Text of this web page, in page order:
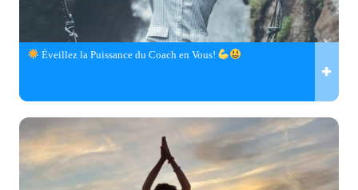
Éveillez la Puissance du Coach en Vous!